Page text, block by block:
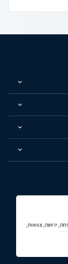
ירושה, צוואות,